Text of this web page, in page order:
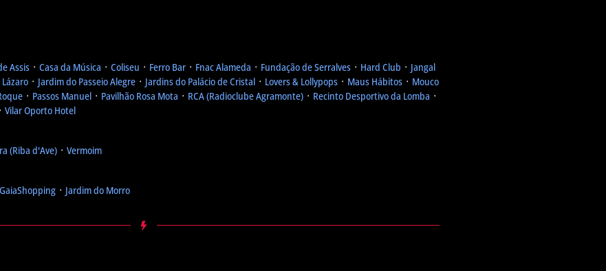
Assis ᛫ Casa da Música ᛫ Coliseu ᛫ Ferro Bar ᛫ Fnac Alameda ᛫ Fundação de Serralves ᛫ Hard Club ᛫ Jangal
᛫ Jardim do Passeio Alegre ᛫ Jardins do Palácio de Cristal ᛫ Lovers & Lollypops ᛫ Maus Hábitos ᛫ Mouco
᛫ Passos Manuel ᛫ Pavilhão Rosa Mota ᛫ RCA (Radioclube Agramonte) ᛫ Recinto Desportivo da Lomba ᛫
᛫ Vilar Oporto Hotel
(Riba d'Ave) ᛫ Vermoim
᛫ Jardim do Morro